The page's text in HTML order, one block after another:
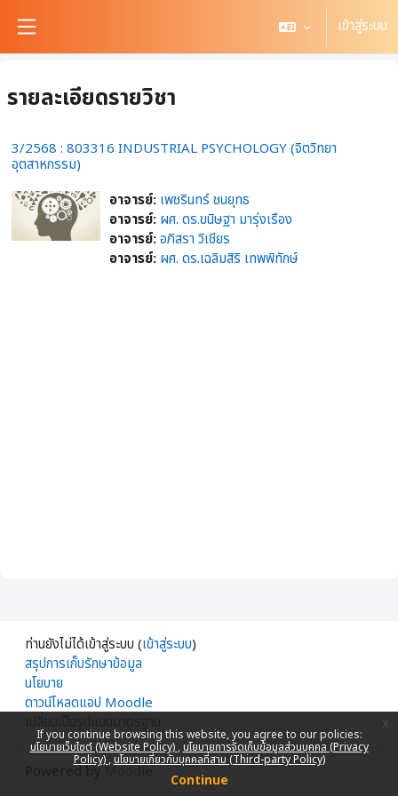
If you continue browsing this website, you agree to our policies:
นโยบายเว็บไซต์ (Website Policy) นโยบายการจัดเก็บข้อมูลส่วนบุคคล (Privacy
Policy) นโยบายเกี่ยวกับบุคคลที่สาม (Third-party Policy)
Continue
เข้าสู่ระบบ
รายละเอียดรายวิชา
3/2568 : 803316 INDUSTRIAL PSYCHOLOGY (จิตวิทยา
อุตสาหกรรม)
อาจารย์: เพชรินทร์ ชนยุทธ
อาจารย์: ผศ. ดร.ขนิษฐา มารุ่งเรือง
อาจารย์:อภิสรา วิเชียร
อาจารย์: ผศ. ดร.เฉลิมสิริ เทพพิทักษ์
ท่านยังไม่ได้เข้าสู่ระบบ (เข้าสู่ระบบ)
สรุปการเก็บรักษาข้อมูล
นโยบาย
ดาวน์โหลดแอป Moodle
เปลี่ยนเป็นรูปแบบมาตรฐาน
Powered byMoodle